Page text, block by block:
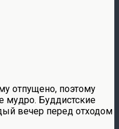
отпущено, поэтому
мудро. Буддистские
вечер перед отходом